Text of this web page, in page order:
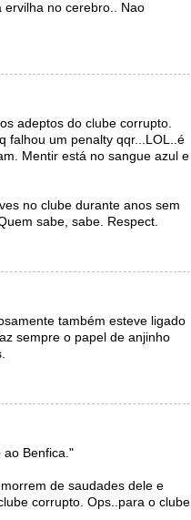
ervilha no cerebro.. Nao
adeptos do clube corrupto.
falhou um penalty qqr...LOL..é
Mentir está no sangue azul e
no clube durante anos sem
sabe, sabe. Respect.
também esteve ligado
sempre o papel de anjinho
ao Benfica."
de saudades dele e
corrupto. Ops..para o clube